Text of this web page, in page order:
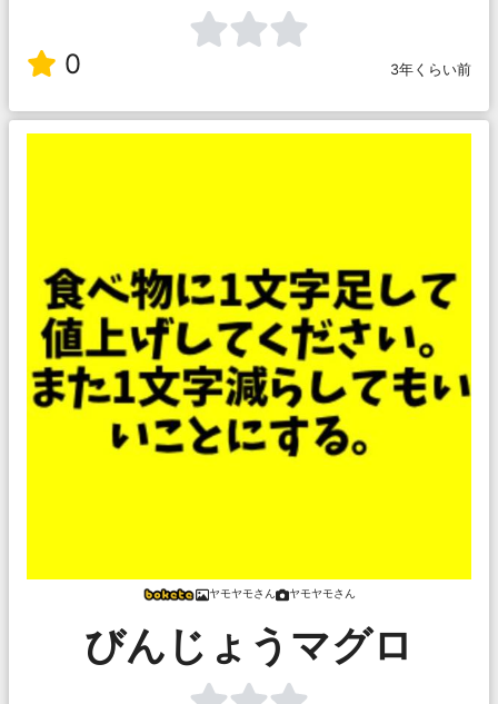
0 3年くらい前
ヤモヤモさん ヤモヤモさん
びんじょうマグロ